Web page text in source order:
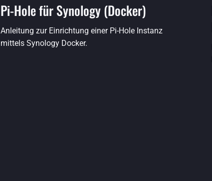
Pi-Hole für Synology (Docker)
Anleitung zur Einrichtung einer Pi-Hole Instanz
mittels Synology Docker.